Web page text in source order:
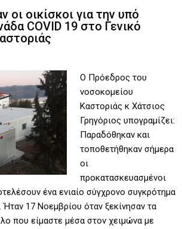
οι οικίσκοι για την υπό
COVID 19 στο Γενικό
Ο Πρόεδρος του
νοσοκομείου
Καστοριάς κ Χάτσιος
Γρηγόριος υπογραμίζει:
Παραδόθηκαν και
τοποθετήθηκαν σήμερα
οι
προκατασκευασμένοι
ένα ενιαίο σύγχρονο συγκρότημα
17 Νοεμβρίου όταν ξεκίνησαν τα
που είμαστε μέσα στον χειμώνα με